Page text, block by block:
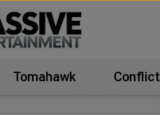
Tomahawk Conflict